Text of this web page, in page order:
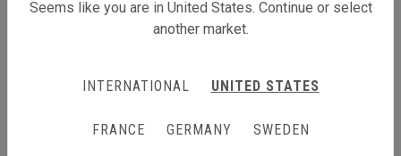
Caissons lumineux et produits rétroéclairés
Caissons lumineux et produits
Faites ressortir votre message avec un
Seems like you are in United States. Continue or select
another market.
INTERNATIONAL UNITED STATES
FRANCE GERMANY SWEDEN